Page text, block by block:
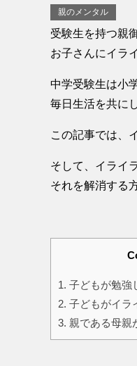
親のメンタル
受験生を持つ親
お子さんにイラ
中学受験生は小
毎日生活を共に
この記事では、
そして、イライ
それを解消する
1. 子どもが勉強
2. 子どもがイラ
3. 親である母親